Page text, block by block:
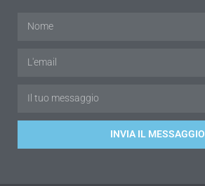
INVIA IL MESSAGGIO